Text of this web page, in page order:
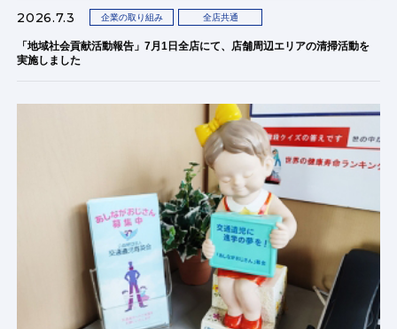
2026.7.3 企業の取り組み 全店共通
「地域社会貢献活動報告」7月1日全店にて、店舗周辺エリアの清掃活動を
実施しました